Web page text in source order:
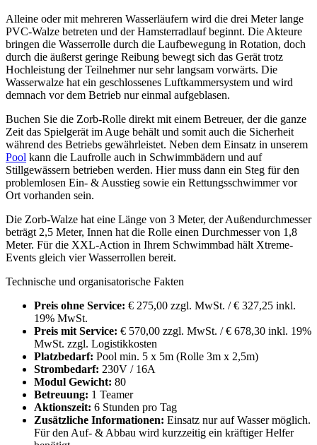
Alleine oder mit mehreren Wasserläufern wird die drei Meter lange
PVC-Walze betreten und der Hamsterradlauf beginnt. Die Akteure
bringen die Wasserrolle durch die Laufbewegung in Rotation, doch
durch die äußerst geringe Reibung bewegt sich das Gerät trotz
Hochleistung der Teilnehmer nur sehr langsam vorwärts. Die
Wasserwalze hat ein geschlossenes Luftkammersystem und wird
demnach vor dem Betrieb nur einmal aufgeblasen.
Buchen Sie die Zorb-Rolle direkt mit einem Betreuer, der die ganze
Zeit das Spielgerät im Auge behält und somit auch die Sicherheit
während des Betriebs gewährleistet. Neben dem Einsatz in unserem
Pool kann die Laufrolle auch in Schwimmbädern und auf
Stillgewässern betrieben werden. Hier muss dann ein Steg für den
problemlosen Ein- & Ausstieg sowie ein Rettungsschwimmer vor
Ort vorhanden sein.
Die Zorb-Walze hat eine Länge von 3 Meter, der Außendurchmesser
beträgt 2,5 Meter, Innen hat die Rolle einen Durchmesser von 1,8
Meter. Für die XXL-Action in Ihrem Schwimmbad hält Xtreme-
Events gleich vier Wasserrollen bereit.
Technische und organisatorische Fakten
Preis ohne Service: € 275,00 zzgl. MwSt. / € 327,25 inkl.
19% MwSt.
Preis mit Service: € 570,00 zzgl. MwSt. / € 678,30 inkl. 19%
MwSt. zzgl. Logistikkosten
Platzbedarf: Pool min. 5 x 5m (Rolle 3m x 2,5m)
Strombedarf: 230V / 16A
Modul Gewicht: 80
Betreuung: 1 Teamer
Aktionszeit: 6 Stunden pro Tag
Zusätzliche Informationen: Einsatz nur auf Wasser möglich.
Für den Auf- & Abbau wird kurzzeitig ein kräftiger Helfer